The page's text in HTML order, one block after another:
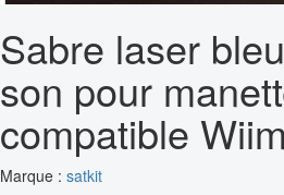
Sabre laser
son pour
compatible
Marque : satkit